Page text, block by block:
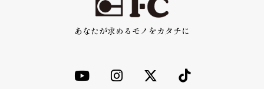
あなたが求めるモノをカタチに